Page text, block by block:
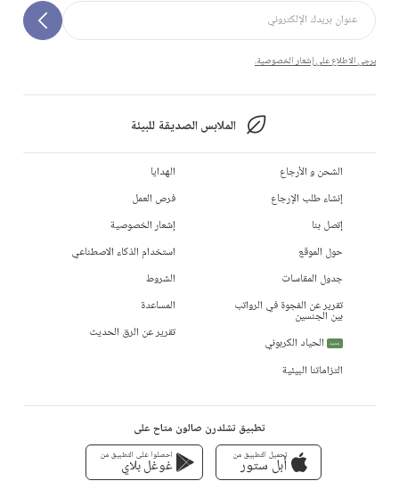
يرجى الاطلاع على إشعار الخصوصية.
الملابس الصديقة للبيئة
الشحن و الأرجاع
إنشاء طلب الإرجاع
إتصل بنا
حول الموقع
جدول المقاسات
تقرير عن الفجوة في الرواتب
بين الجنسين
جديد
الحياد الكربوني
التزاماتنا البيئية
الهدايا
فرص العمل
إشعار الخصوصية
استخدام الذكاء الاصطناعي
الشروط
المساعدة
تقرير عن الرق الحديث
تطبيق تشلدرن صالون متاح على
تحميل التطبيق من
أبل ستور
احصلوا على التطبيق من
غوغل بلاي